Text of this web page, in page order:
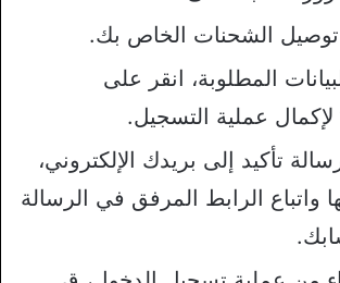
توصيل الشحنات الخاص بك.
المطلوبة، انقر على
لإكمال عملية التسجيل.
تأكيد إلى بريدك الإلكتروني،
واتباع الرابط المرفق في الرسالة